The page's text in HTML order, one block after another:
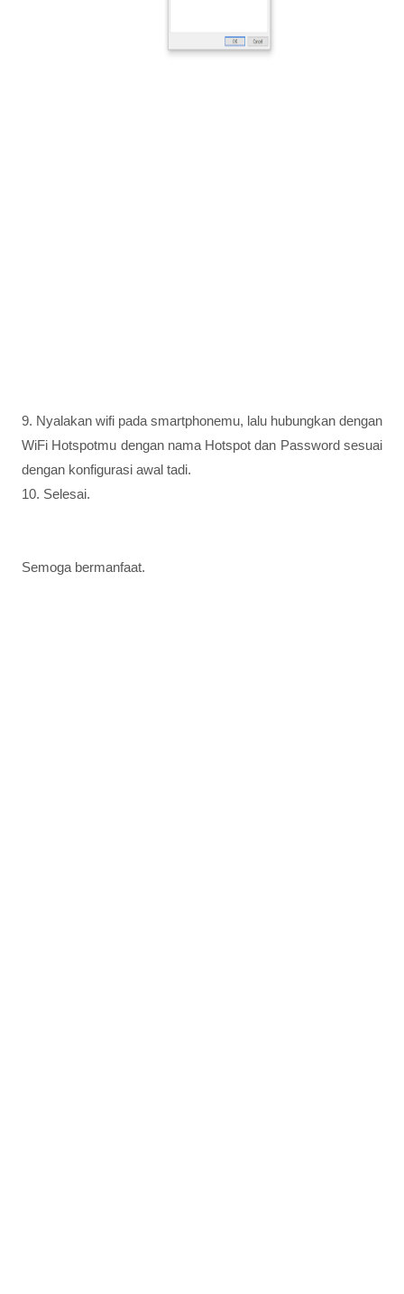
9. Nyalakan wifi pada smartphonemu, lalu hubungkan dengan
WiFi Hotspotmu dengan nama Hotspot dan Password sesuai
dengan konfigurasi awal tadi.
10. Selesai.
Semoga bermanfaat.